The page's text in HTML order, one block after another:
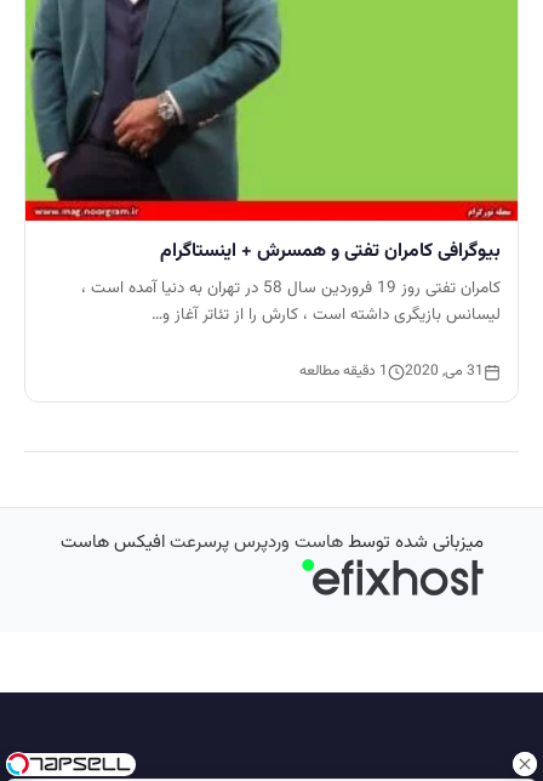
بیوگرافی کامران تفتی و همسرش + اینستاگرام
کامران تفتی روز 19 فروردین سال 58 در تهران به دنیا آمده است ،
لیسانس بازیگری داشته است ، کارش را از تئاتر آغاز و…
31 می, 2020 1 دقیقه مطالعه
میزبانی شده توسطهاست وردپرس پرسرعتافیکس هاست